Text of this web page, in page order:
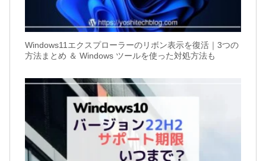
Windows11エクスプローラーのリボン表示を復活｜3つの
方法まとめ ＆ Windows ツールを使った対処方法も